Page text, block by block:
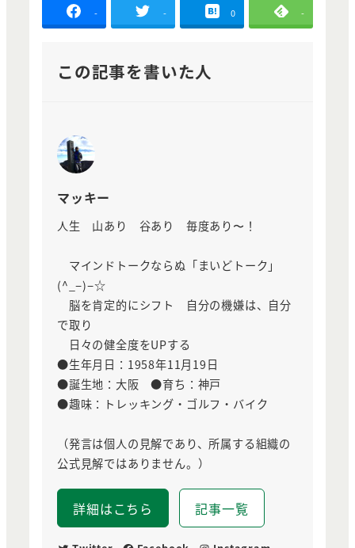
- - 0 -
この記事を書いた人
マッキー
人生 山あり 谷あり 毎度あり〜！
マインドトークならぬ「まいどトーク」
(^_−)−☆
脳を肯定的にシフト 自分の機嫌は、自分
で取り
日々の健全度をUPする
●生年月日：1958年11月19日
●誕生地：大阪 ●育ち：神戸
●趣味：トレッキング・ゴルフ・バイク
（発言は個人の見解であり、所属する組織の
公式見解ではありません。）
詳細はこちら 記事一覧